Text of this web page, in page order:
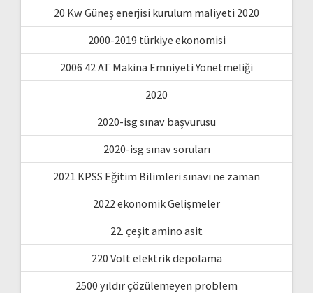
20 Kw Güneş enerjisi kurulum maliyeti 2020
2000-2019 türkiye ekonomisi
2006 42 AT Makina Emniyeti Yönetmeliği
2020
2020-isg sınav başvurusu
2020-isg sınav soruları
2021 KPSS Eğitim Bilimleri sınavı ne zaman
2022 ekonomik Gelişmeler
22. çeşit amino asit
220 Volt elektrik depolama
2500 yıldır çözülemeyen problem